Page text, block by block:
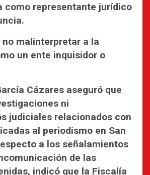
como representante jurídico
no malinterpretar a la
un ente inquisidor o
Cázares aseguró que
ni
judiciales relacionados con
al periodismo en San
a los señalamientos
de las
indicó que la Fiscalía